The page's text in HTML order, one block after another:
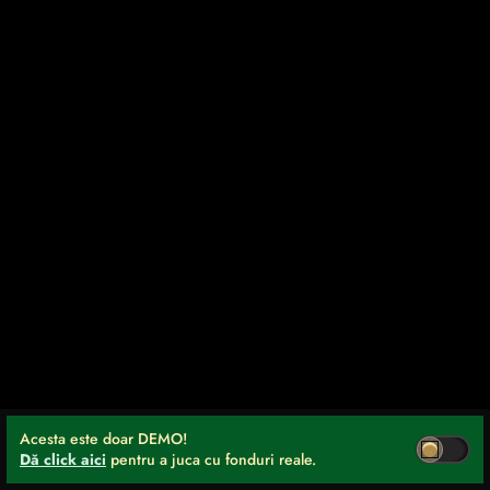
Acesta este doar DEMO!
Dă click aici pentru a juca cu fonduri reale.